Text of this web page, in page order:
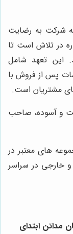
شرکت به رضایت
در تلاش است تا
این تعهد شامل
پس از فروش با
مشتریان است.
و آسوده، صاحب
های معتبر در
خارجی در سراسر
مدائن ابتدای